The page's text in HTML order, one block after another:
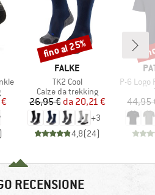
)
MARCHIO
FALKE
Articolo
TK2 Cool
Gruppo di prodotti
Calze da trekking
Prezzo
26,95 € Prezzo ridotto
da 20,21 €
+3
4,8(24)
Sconto
fino al 25%
Articolo
P-6 Logo
44,95
RECENSIONE